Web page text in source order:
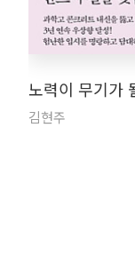
노력이 무기가
김현주